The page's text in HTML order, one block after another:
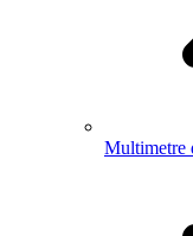
Multimetre